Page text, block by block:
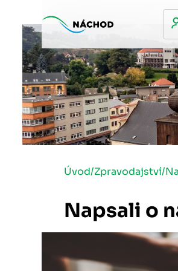
Úvod/Zpravodajství/
Napsali o